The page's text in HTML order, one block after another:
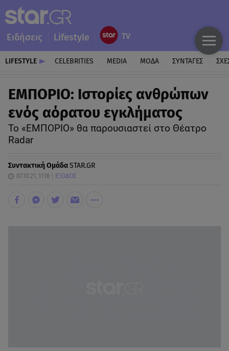
Ειδήσεις Lifestyle
LIFESTYLE CELEBRITIES MEDIA ΜΟΔΑ ΣΥΝΤΑΓΕΣ
ΕΜΠΟΡΙΟ: Ιστορίες ανθρώπων
ενός αόρατου εγκλήματος
Το «ΕΜΠΟΡΙΟ» θα παρουσιαστεί στο Θέατρο
Radar
Συντακτική ΟμάδαSTAR.GR
07.10.21, 11:16 ΕΞΟΔΟΣ